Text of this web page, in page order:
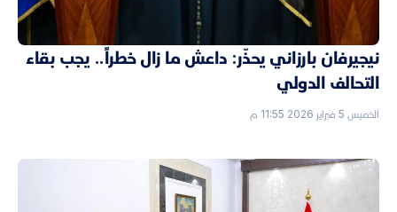
نيجيرفان بارزاني يحذّر: داعش ما زال خطراً.. يجب بقاء
التحالف الدولي
الخميس 5 فبراير 2026 11:55 م